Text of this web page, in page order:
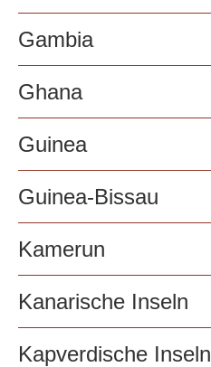
Gambia
Ghana
Guinea
Guinea-Bissau
Kamerun
Kanarische Inseln
Kapverdische Inseln